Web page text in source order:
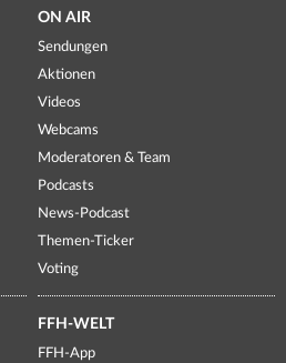
ON AIR
Sendungen
Aktionen
Videos
Webcams
Moderatoren & Team
Podcasts
News-Podcast
Themen-Ticker
Voting
FFH-WELT
FFH-App